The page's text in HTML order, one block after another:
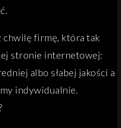
chwilę firmę, która tak
stronie internetowej:
albo słabej jakości a
indywidualnie.